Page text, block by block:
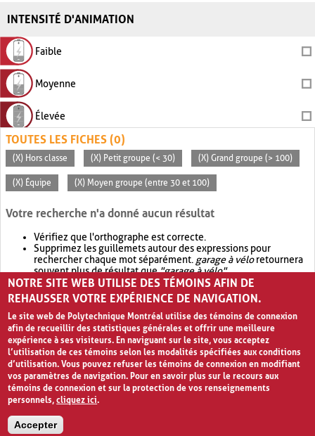
INTENSITÉ D'ANIMATION
Faible
Moyenne
Élevée
TOUTES LES FICHES (0)
(X) Hors classe (X) Petit groupe (< 30) (X) Grand groupe (> 100)
(X) Équipe (X) Moyen groupe (entre 30 et 100)
Votre recherche n'a donné aucun résultat
Vérifiez que l'orthographe est correcte.
Supprimez les guillemets autour des expressions pour
rechercher chaque mot séparément. garage à véloretournera
souvent plus de résultat que"garage à vélo".
Envisagez d'élargir votre recherche avec OR.garage OR vélo
retournera souvent plus de résultat quegarage à vélo
NOTRE SITE WEB UTILISE DES TÉMOINS AFIN DE
REHAUSSER VOTRE EXPÉRIENCE DE NAVIGATION.
Le site web de Polytechnique Montréal utilise des témoins de connexion
afin de recueillir des statistiques générales et offrir une meilleure
expérience à ses visiteurs. En naviguant sur le site, vous acceptez
l’utilisation de ces témoins selon les modalités spécifiées aux conditions
d’utilisation. Vous pouvez refuser les témoins de connexion en modifiant
vos paramètres de navigation. Pour en savoir plus sur le recours aux
témoins de connexion et sur la protection de vos renseignements
personnels,cliquez ici.
Accepter